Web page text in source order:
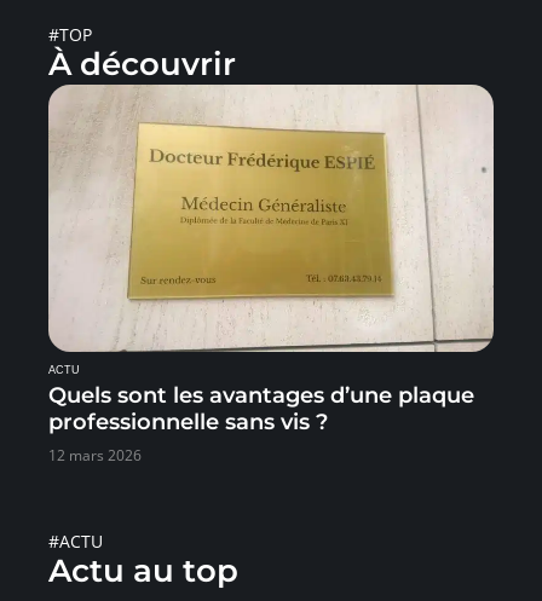
#TOP
À découvrir
ACTU
Quels sont les avantages d’une plaque
professionnelle sans vis ?
12 mars 2026
#ACTU
Actu au top